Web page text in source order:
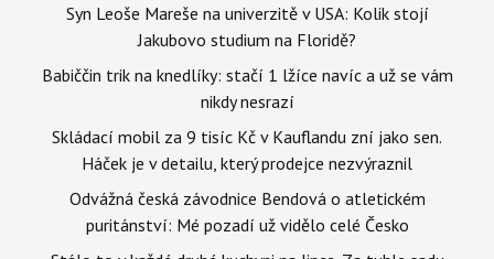
Syn Leoše Mareše na univerzitě v USA: Kolik stojí
Jakubovo studium na Floridě?
Babiččin trik na knedlíky: stačí 1 lžíce navíc a už se vám
nikdy nesrazí
Skládací mobil za 9 tisíc Kč v Kauflandu zní jako sen.
Háček je v detailu, který prodejce nezvýraznil
Odvážná česká závodnice Bendová o atletickém
puritánství: Mé pozadí už vidělo celé Česko